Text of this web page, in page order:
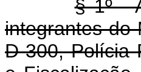
§ 1º -
integrantes do
D-300, Polícia